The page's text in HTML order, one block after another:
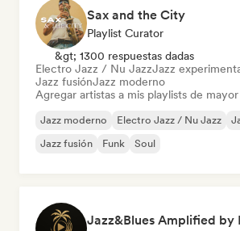
Sax and the City
Playlist Curator
&gt; 1300 respuestas dadas
Electro Jazz / Nu JazzJazz
Jazz fusiónJazz moderno
Agregar artistas a mis playlists de
Jazz moderno Electro Jazz / Nu Jazz
Jazz fusión
Funk Soul